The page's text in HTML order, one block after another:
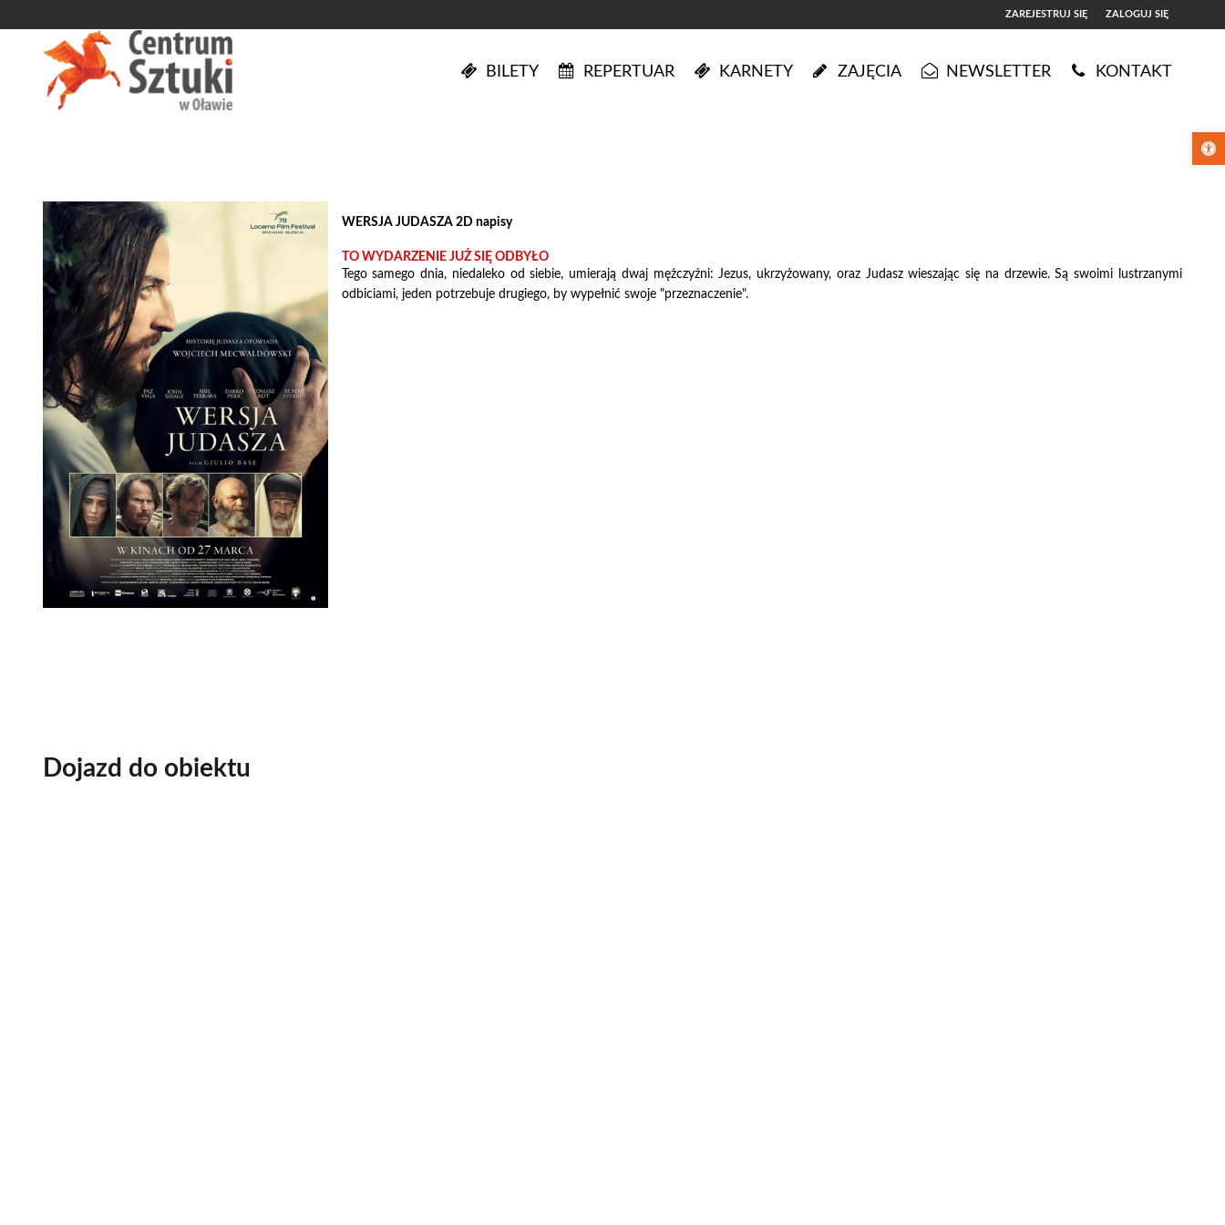
Otwórz
ZAREJESTRUJ SIĘ ZALOGUJ SIĘ
BILETY REPERTUAR KARNETY ZAJĘCIA NEWSLETTER KONTAKT
WERSJA JUDASZA 2D napisy
Tego samego dnia, niedaleko od siebie, umierają dwaj mężczyźni: Jezus, ukrzyżowany, oraz Judasz wieszając się na drzewie. Są swoimi lustrzanymi
odbiciami, jeden potrzebuje drugiego, by wypełnić swoje "przeznaczenie".
TO WYDARZENIE JUŻ SIĘ ODBYŁO
Dojazd do obiektu